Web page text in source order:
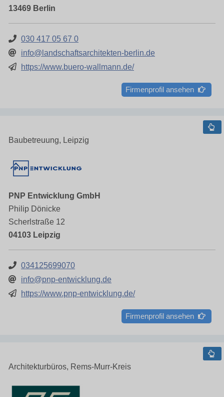
13469 Berlin
030 417 05 67 0
info@landschaftsarchitekten-berlin.de
https://www.buero-wallmann.de/
Firmenprofil ansehen
Baubetreuung, Leipzig
PNP Entwicklung GmbH
Philip Dönicke
Scherlstraße 12
04103 Leipzig
034125699070
info@pnp-entwicklung.de
https://www.pnp-entwicklung.de/
Firmenprofil ansehen
Architekturbüros, Rems-Murr-Kreis